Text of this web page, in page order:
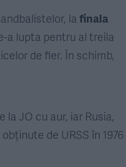
lafinala
a lupta pentru al treila
de fier. În schimb,
JO cu aur, iar Rusia,
de URSS în 1976